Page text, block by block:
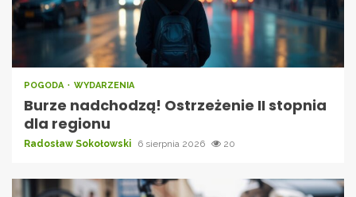
POGODA WYDARZENIA
Burze nadchodzą! Ostrzeżenie II stopnia
dla regionu
Radosław Sokołowski 6 sierpnia 2026 20